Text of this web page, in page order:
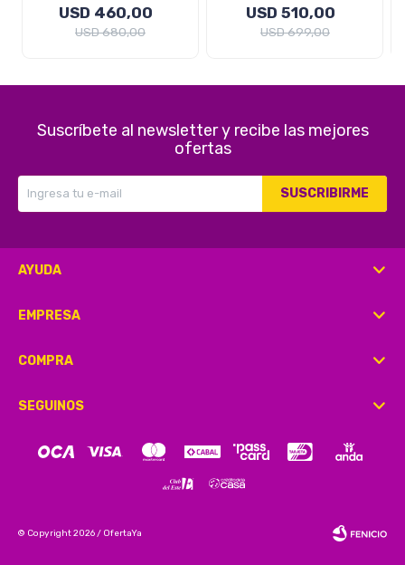
USD 460,00
USD680,00
USD 510,00
USD699,00
Suscríbete al newsletter y recibe las mejores
ofertas
SUSCRIBIRME
AYUDA
EMPRESA
COMPRA
SEGUINOS
© Copyright 2026 / OfertaYa